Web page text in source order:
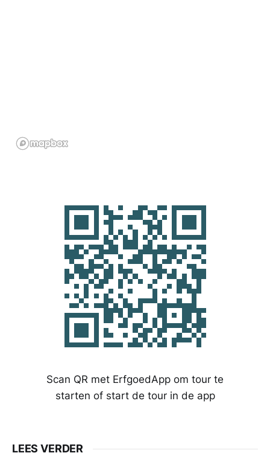
Scan QR met ErfgoedApp om tour te
starten of start de tour in de app
LEES VERDER